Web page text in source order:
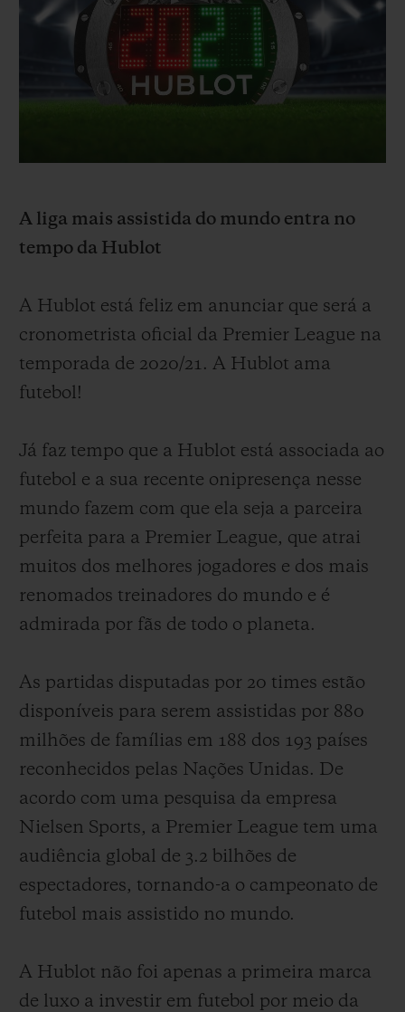
A liga mais assistida do mundo entra no
tempo da Hublot
A Hublot está feliz em anunciar que será a
cronometrista oficial da Premier League na
temporada de 2020/21. A Hublot ama
futebol!
Já faz tempo que a Hublot está associada ao
futebol e a sua recente onipresença nesse
mundo fazem com que ela seja a parceira
perfeita para a Premier League, que atrai
muitos dos melhores jogadores e dos mais
renomados treinadores do mundo e é
admirada por fãs de todo o planeta.
As partidas disputadas por 20 times estão
disponíveis para serem assistidas por 880
milhões de famílias em 188 dos 193 países
reconhecidos pelas Nações Unidas. De
acordo com uma pesquisa da empresa
Nielsen Sports, a Premier League tem uma
audiência global de 3.2 bilhões de
espectadores, tornando-a o campeonato de
futebol mais assistido no mundo.
A Hublot não foi apenas a primeira marca
de luxo a investir em futebol por meio da
BIG BANG
SUMMER MULTI-
COLORED CERAMIC
BIG BANG
PEACH CERAMIC
SPIRIT OF BIG
GARANTIA 5+5
HUBLOTISTA E GARANTIA ESTENDIDA
ENTREGA E DEVOLUÇÕES DE CORTESIA
PAGAMENTO SEGURO
CONTATO
ENCONTRAR UMA